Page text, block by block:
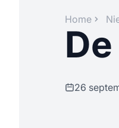
Home
26